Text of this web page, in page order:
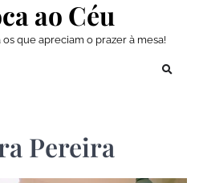
ao Céu
que apreciam o prazer à mesa!
Pereira